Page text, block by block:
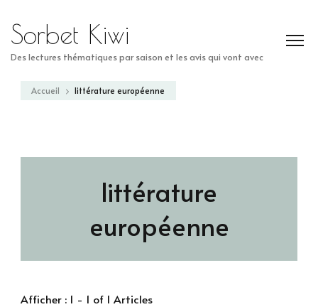
Sorbet Kiwi
Des lectures thématiques par saison et les avis qui vont avec
Accueil littérature européenne
littérature
européenne
Afficher : 1 - 1 of 1 Articles